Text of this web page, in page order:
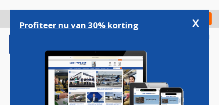
gaan
Check in
Profiteer nu van 30% korting x